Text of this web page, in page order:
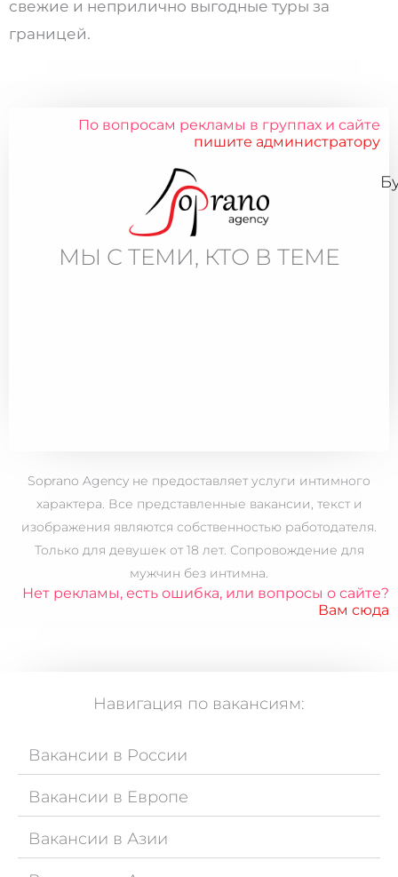
свежие и неприлично выгодные туры за
границей.
По вопросам рекламы в группах и сайте
пишите администратору
МЫ С ТЕМИ, КТО В ТЕМЕ
Soprano Agency не предоставляет услуги интимного
характера. Все представленные вакансии, текст и
изображения являются собственностью работодателя.
Только для девушек от 18 лет. Сопровождение для
мужчин без интимна.
Нет рекламы, есть ошибка, или вопросы о сайте?
Вам сюда
Навигация по вакансиям:
Вакансии в России
Вакансии в Европе
Вакансии в Азии